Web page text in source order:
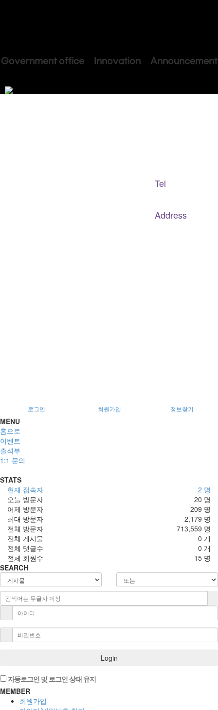
Government office Innovation Announcement
Tel
Address
로그인 회원가입 정보찾기
MENU
홈으로
이벤트
출석부
1:1 문의
STATS
2 명
현재 접속자
20 명
오늘 방문자
209 명
어제 방문자
2,179 명
최대 방문자
713,559 명
전체 방문자
0 개
전체 게시물
0 개
전체 댓글수
15 명
전체 회원수
SEARCH
Login
자동로그인 및 로그인 상태 유지
MEMBER
회원가입